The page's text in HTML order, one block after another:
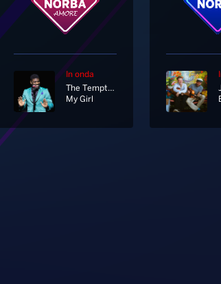
In onda
The Temptations
My Girl